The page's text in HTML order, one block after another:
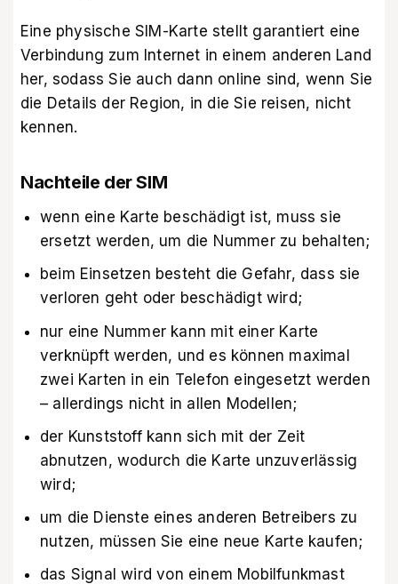
Eine physische SIM-Karte stellt garantiert eine
Verbindung zum Internet in einem anderen Land
her, sodass Sie auch dann online sind, wenn Sie
die Details der Region, in die Sie reisen, nicht
kennen.
Nachteile der SIM
wenn eine Karte beschädigt ist, muss sie
ersetzt werden, um die Nummer zu behalten;
beim Einsetzen besteht die Gefahr, dass sie
verloren geht oder beschädigt wird;
nur eine Nummer kann mit einer Karte
verknüpft werden, und es können maximal
zwei Karten in ein Telefon eingesetzt werden
– allerdings nicht in allen Modellen;
der Kunststoff kann sich mit der Zeit
abnutzen, wodurch die Karte unzuverlässig
wird;
um die Dienste eines anderen Betreibers zu
nutzen, müssen Sie eine neue Karte kaufen;
das Signal wird von einem Mobilfunkmast